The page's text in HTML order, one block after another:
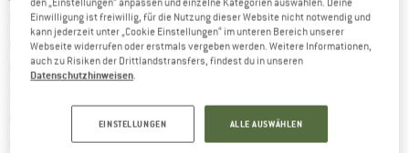
Bestrebungen nach Systematik und Vereinheitlichung gibt. Ob
das dann auch zu einer Vereinfachung und einem besseren
Überblick führt, ist nicht ganz klar. Die im deutschsprachigen
einer Art Wissenschaft geworden, mit der sich eine
akademischeWanderforschung beschäftigt. In deren Konzept
den „Einstellungen“ anpassen und einzelne Kategorien auswählen. Deine
Einwilligung ist freiwillig, für die Nutzung dieser Website nicht notwendig und
kann jederzeit unter „Cookie Einstellungen“ im unteren Bereich unserer
Webseite widerrufen oder erstmals vergeben werden. Weitere Informationen,
auch zu Risiken der Drittlandstransfers, findest du in unseren
Datenschutzhinweisen.
EINSTELLUNGEN ALLE AUSWÄHLEN